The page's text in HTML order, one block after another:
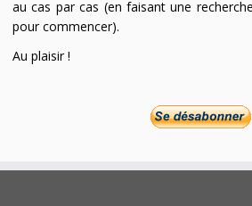
au cas par cas (en faisant une
pour commencer).
Au plaisir !